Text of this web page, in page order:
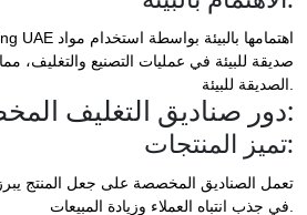
صديقة للبيئة في عمليات التصنيع والتغليف،
دور صناديق التغليف المخصصة:
تميز المنتجات:
تعمل الصناديق المخصصة على جعل المنتج